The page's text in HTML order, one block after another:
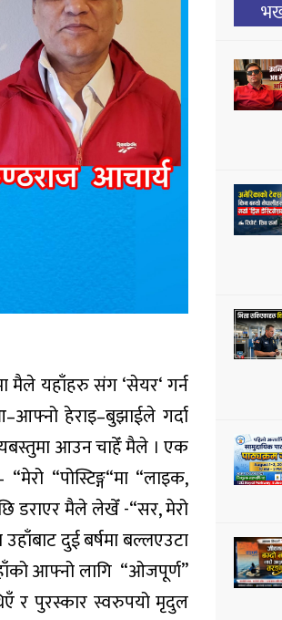
मैलेयहाँहरुसंग‘सेयर‘गर्न
–आफ्नो हेराइ–बुझाईले गर्दा
आउनचाहेँमैले । एक
“मेरो “पोस्टिङ्ग“मा “लाइक,
डराएरमैलेलेखेँ-“सर,मेरो
उहाँबाटदुईबर्षमाबल्लएउटा
कोआफ्नोलागि“ओजपूर्ण”
र पुरस्कार स्वरुपयोमृदुल